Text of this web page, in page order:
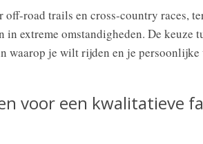
road trails en cross-country races,
extreme omstandigheden. De keuze
waarop je wilt rijden en je persoonlijke
voor een kwalitatieve